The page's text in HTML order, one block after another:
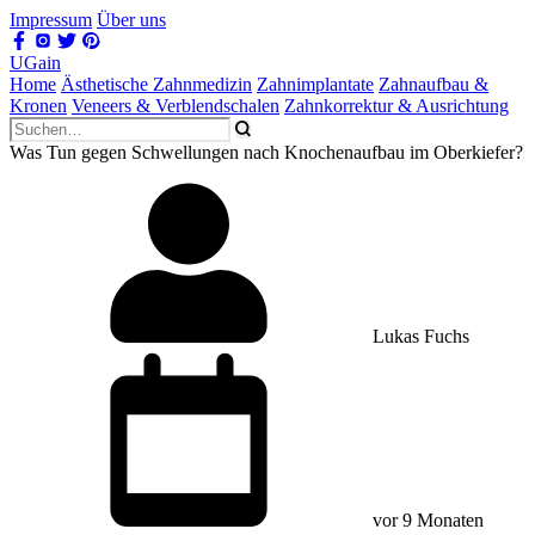
Impressum Über uns
UGain
Home Ästhetische Zahnmedizin Zahnimplantate Zahnaufbau &
Kronen Veneers & Verblendschalen Zahnkorrektur & Ausrichtung
Was Tun gegen Schwellungen nach Knochenaufbau im Oberkiefer?
Lukas Fuchs
vor 9 Monaten